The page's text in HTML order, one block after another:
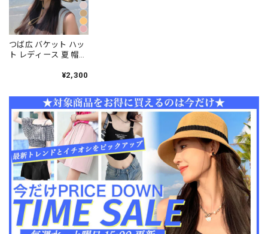
つば広 バケット ハッ
ト レディース 夏 帽子
め かわいい バックリ
策 日差し避け 大人可
愛い 大人女子 [LS-
CCZ044]
¥2,300